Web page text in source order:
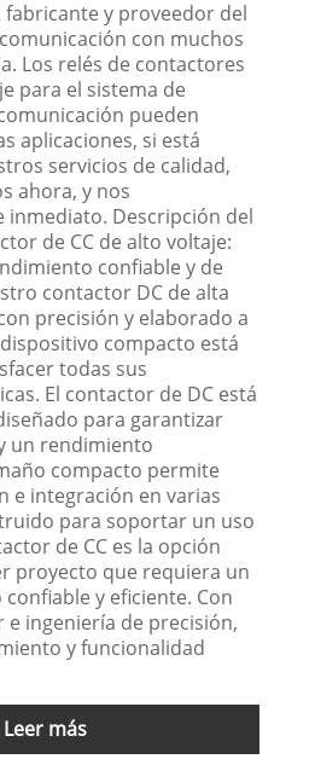
y proveedor del
con muchos
Los relés de contactores
para el sistema de
pueden
aplicaciones, si está
servicios de calidad,
ahora, y nos
inmediato. Descripción del
de CC de alto voltaje:
confiable y de
contactor DC de alta
precisión y elaborado a
compacto está
todas sus
El contactor de DC está
para garantizar
un rendimiento
compacto permite
e integración en varias
para soportar un uso
de CC es la opción
proyecto que requiera un
y eficiente. Con
e ingeniería de precisión,
y funcionalidad
Leer más